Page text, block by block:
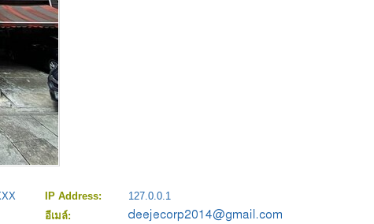
IP Address:
127.0.0.1
อีเมล์: